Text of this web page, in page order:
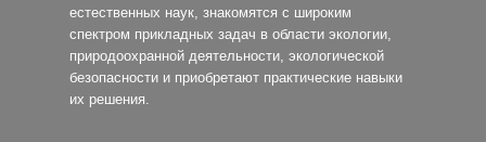
естественных наук, знакомятся с широким
спектром прикладных задач в области экологии,
природоохранной деятельности, экологической
безопасности и приобретают практические навыки
их решения.